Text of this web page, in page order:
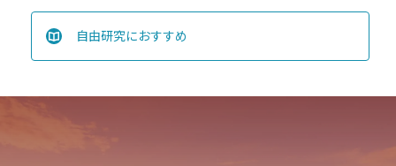
自由研究におすすめ